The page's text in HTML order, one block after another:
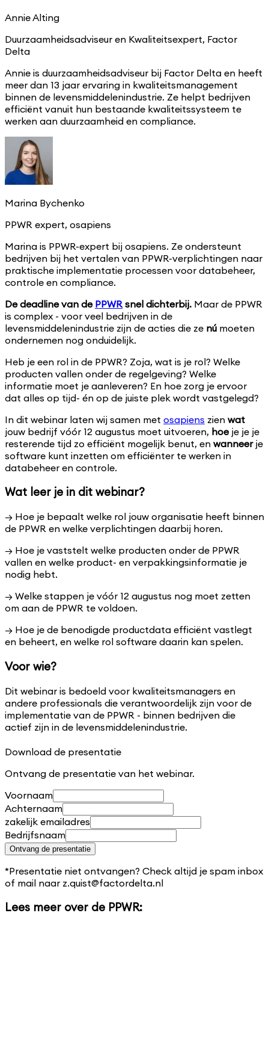
Annie Alting
Duurzaamheidsadviseur en Kwaliteitsexpert, Factor
Delta
Annie is duurzaamheidsadviseur bij Factor Delta en heeft
meer dan 13 jaar ervaring in kwaliteitsmanagement
binnen de levensmiddelenindustrie. Ze helpt bedrijven
efficiënt vanuit hun bestaande kwaliteitssysteem te
werken aan duurzaamheid en compliance.
Marina Bychenko
PPWR expert, osapiens
Marina is PPWR-expert bij osapiens. Ze ondersteunt
bedrijven bij het vertalen van PPWR-verplichtingen naar
praktische implementatie processen voor databeheer,
controle en compliance.
De deadline van de PPWR snel dichterbij. Maar de PPWR
is complex - voor veel bedrijven in de
levensmiddelenindustrie zijn de acties die ze nú moeten
ondernemen nog onduidelijk.
Heb je een rol in de PPWR? Zoja, wat is je rol? Welke
producten vallen onder de regelgeving? Welke
informatie moet je aanleveren? En hoe zorg je ervoor
dat alles op tijd- én op de juiste plek wordt vastgelegd?
In dit webinar laten wij samen met osapiens zien wat
jouw bedrijf vóór 12 augustus moet uitvoeren, hoeje je je
resterende tijd zo efficiënt mogelijk benut, en wanneerje
software kunt inzetten om efficiënter te werken in
databeheer en controle.
Wat leer je in dit webinar?
→ Hoe je bepaalt welke rol jouw organisatie heeft binnen
de PPWR en welke verplichtingen daarbij horen.
→ Hoe je vaststelt welke producten onder de PPWR
vallen en welke product- en verpakkingsinformatie je
nodig hebt.
→ Welke stappen je vóór 12 augustus nog moet zetten
om aan de PPWR te voldoen.
→ Hoe je de benodigde productdata efficiënt vastlegt
en beheert, en welke rol software daarin kan spelen.
Voor wie?
Dit webinar is bedoeld voor kwaliteitsmanagers en
andere professionals die verantwoordelijk zijn voor de
implementatie van de PPWR - binnen bedrijven die
actief zijn in de levensmiddelenindustrie.
Download de presentatie
Ontvang de presentatie van het webinar.
Voornaam
Achternaam
zakelijk emailadres
Bedrijfsnaam
Ontvang de presentatie
*Presentatie niet ontvangen? Check altijd je spam inbox
of mail naar z.quist@factordelta.nl
Lees meer over de PPWR: